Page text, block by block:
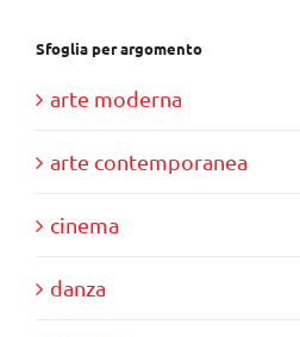
Sfoglia per argomento
arte moderna
arte contemporanea
cinema
danza